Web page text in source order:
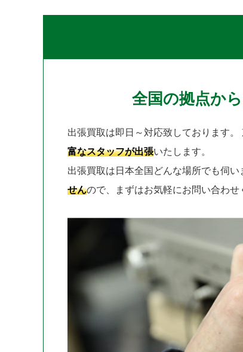
全国の拠点か
出張買取は即日～対応致しております。
富なスタッフが出張いたします。
出張買取は日本全国どんな場所でも伺い
せんので、まずはお気軽にお問い合わせ